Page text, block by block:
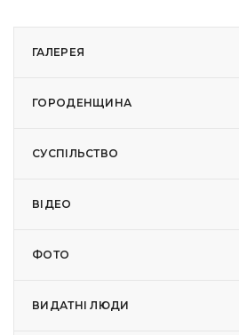
ГАЛЕРЕЯ
ГОРОДЕНЩИНА
СУСПІЛЬСТВО
ВІДЕО
ФОТО
ВИДАТНІ ЛЮДИ